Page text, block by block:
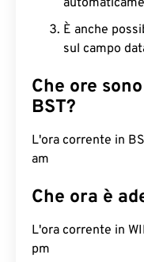
È anche
sul campo
Che ore
BST?
L'ora corrente in
am
Che ora è
L'ora corrente in
pm